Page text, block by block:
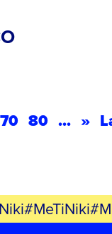
70 80 ... »